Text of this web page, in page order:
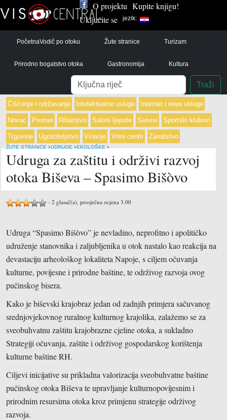
O projektu Kupite knjigu!
Uključite se
jezik:
PočetnaVodič po otoku Žute stranice Turizam
Prirodno bogatstvo otoka Gastronomija Kultura
Pretraga
Traži
Čišćenje i održavanje Intelektualne usluge Internet i www usluge
Novac Promet Ribarstvo Saloni ljepote Servisi Sportski klubovi
Trgovine Ugostiteljstvo Vinarije Vrtni centri Zanatstvo
ŽUTE STRANICE ›UDRUGE ›EKOLOŠKE ›
Udruga za zaštitu i održivi razvoj
otoka Biševa – Spasimo Bišòvo
- 2 glasač(a), prosječna ocjena 3.00
Udruga “Spasimo Bišòvo” je nevladino, neprofitno i apolitičko
udruženje stanovnika i zaljubljenika u otok nastalo kao reakcija na
devastaciju arheološkog lokaliteta Napoje, s ciljem očuvanja
kulturne, povijesne i prirodne baštine, te održivog razvoja ovog
pučinskog bisera.
Kako je biševski krajobraz jedan od zadnjih primjera sačuvanog
srednjovjekovnog ruralnog kulturnog krajolika, zalažemo se za
sveobuhvatnu zaštitu krajobrazne cjeline otoka, a sukladno
Strategiji očuvanja, zaštite i održivog gospodarskog korištenja
kulturne baštine RH.
Ciljevi inicijative su prikladna valorizacija sveobuhvatne baštine
pučinskog otoka Biševa te upravljanje kulturnopovijesnim i
prirodnim resursima otoka kroz primjenu strategije održivog
razvoja.